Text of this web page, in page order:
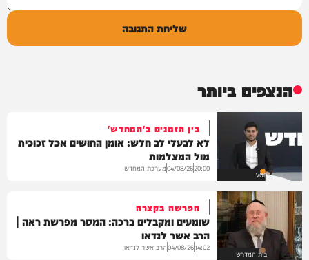
שליחת התגובה
הנצפים ביותר
VOD
בין הזמנים ב'המחדש'
לא לבעלי לב חלש: אומן החושים אכל זכוכית
מול המצלמות
20:00
04/08/26מערכת המחדש
בית המדרש
הפרשה בקצרה
שומעים ומקבלים ברכה: המסר מפרשת ראה |
הרב אשר לנדאו
14:02
04/08/26הרב אשר לנדאו